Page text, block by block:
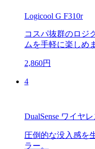
Logicool G F310r
コスパ抜群のロジ
ムを手軽に楽しめ
2,860円
4
DualSense ワイヤ
圧倒的な没入感を
ラー。